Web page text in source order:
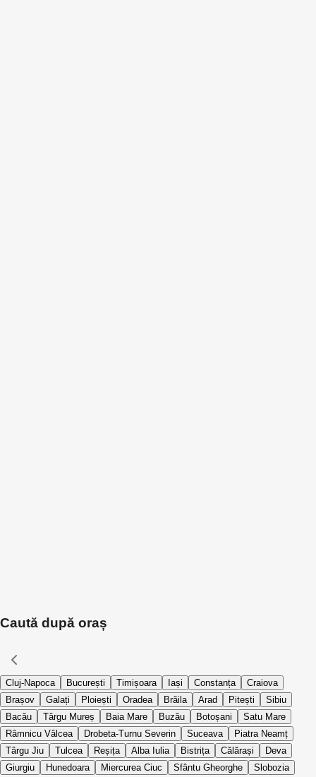
Caută după oraș
Cluj-Napoca București Timișoara Iași Constanța
Craiova
Brașov
Galați Ploiești Oradea Brăila Arad Pitești
Sibiu
Bacău
Târgu Mureș Baia Mare Buzău Botoșani
Satu Mare
Râmnicu Vâlcea
Drobeta-Turnu Severin Suceava
Piatra Neamț
Târgu Jiu
Tulcea Reșița Alba Iulia Bistrița Călărași
Deva
Giurgiu
Hunedoara Miercurea Ciuc Sfântu Gheorghe
Slobozia